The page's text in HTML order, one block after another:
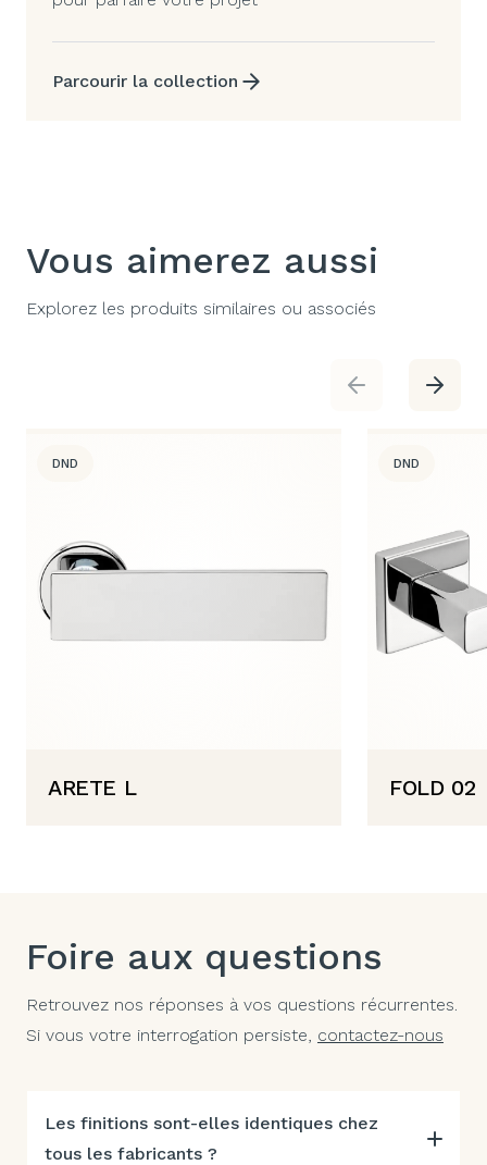
Parcourir la collection
Vous aimerez aussi
Explorez les produits similaires ou associés
DND
ARETE L
DND
FOLD 02
Foire aux questions
Retrouvez nos réponses à vos questions récurrentes.
Si vous votre interrogation persiste, contactez-nous
Les finitions sont-elles identiques chez
tous les fabricants ?